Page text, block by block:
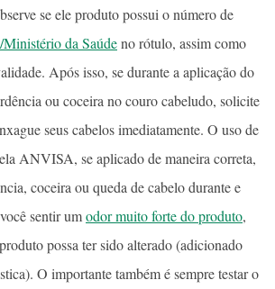
se ele produto possui o número de
da Saúdeno rótulo, assim como
Após isso, se durante a aplicação do
ou coceira no couro cabeludo, solicite
seus cabelos imediatamente. O uso de
ANVISA, se aplicado de maneira correta,
coceira ou queda de cabelo durante e
sentir umodor muito forte do produto,
possa ter sido alterado (adicionado
O importante também é sempre testar o